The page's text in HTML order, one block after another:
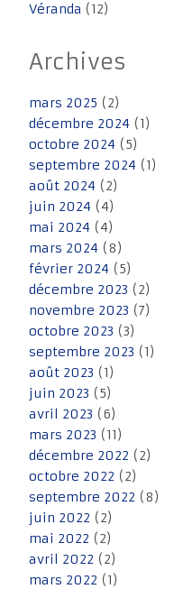
Véranda (12)
Archives
mars 2025 (2)
décembre 2024 (1)
octobre 2024 (5)
septembre 2024 (1)
août 2024 (2)
juin 2024 (4)
mai 2024 (4)
mars 2024 (8)
février 2024 (5)
décembre 2023 (2)
novembre 2023 (7)
octobre 2023 (3)
septembre 2023 (1)
août 2023 (1)
juin 2023 (5)
avril 2023 (6)
mars 2023 (11)
décembre 2022 (2)
octobre 2022 (2)
septembre 2022 (8)
juin 2022 (2)
mai 2022 (2)
avril 2022 (2)
mars 2022 (1)